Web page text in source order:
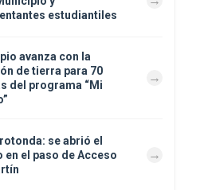
estudiantiles
avanza con la
de tierra para 70
del programa “Mi
se abrió el
en el paso de Acceso